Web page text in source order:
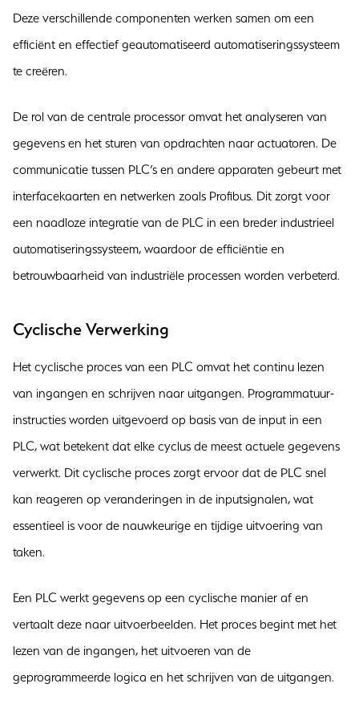
Deze verschillende componenten werken samen om een
efficiënt en effectief geautomatiseerd automatiseringssysteem
te creëren.
De rol van de centrale processor omvat het analyseren van
gegevens en het sturen van opdrachten naar actuatoren. De
communicatie tussen PLC’s en andere apparaten gebeurt met
interfacekaarten en netwerken zoals Profibus. Dit zorgt voor
een naadloze integratie van de PLC in een breder industrieel
automatiseringssysteem, waardoor de efficiëntie en
betrouwbaarheid van industriële processen worden verbeterd.
Cyclische Verwerking
Het cyclische proces van een PLC omvat het continu lezen
van ingangen en schrijven naar uitgangen. Programmatuur-
instructies worden uitgevoerd op basis van de input in een
PLC, wat betekent dat elke cyclus de meest actuele gegevens
verwerkt. Dit cyclische proces zorgt ervoor dat de PLC snel
kan reageren op veranderingen in de inputsignalen, wat
essentieel is voor de nauwkeurige en tijdige uitvoering van
taken.
Een PLC werkt gegevens op een cyclische manier af en
vertaalt deze naar uitvoerbeelden. Het proces begint met het
lezen van de ingangen, het uitvoeren van de
geprogrammeerde logica en het schrijven van de uitgangen.